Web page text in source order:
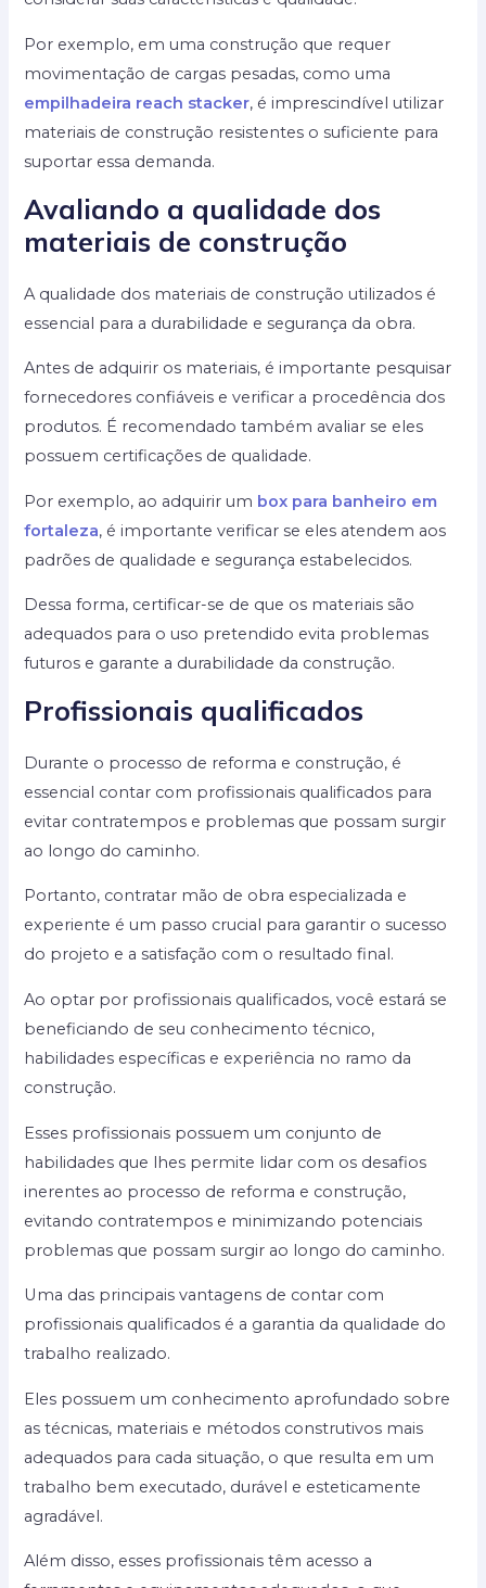
Por exemplo, em uma construção que requer
movimentação de cargas pesadas, como uma
empilhadeira reach stacker, é imprescindível utilizar
materiais de construção resistentes o suficiente para
suportar essa demanda.
Avaliando a qualidade dos
materiais de construção
A qualidade dos materiais de construção utilizados é
essencial para a durabilidade e segurança da obra.
Antes de adquirir os materiais, é importante pesquisar
fornecedores confiáveis e verificar a procedência dos
produtos. É recomendado também avaliar se eles
possuem certificações de qualidade.
Por exemplo, ao adquirir um box para banheiro em
fortaleza, é importante verificar se eles atendem aos
padrões de qualidade e segurança estabelecidos.
Dessa forma, certificar-se de que os materiais são
adequados para o uso pretendido evita problemas
futuros e garante a durabilidade da construção.
Profissionais qualificados
Durante o processo de reforma e construção, é
essencial contar com profissionais qualificados para
evitar contratempos e problemas que possam surgir
ao longo do caminho.
Portanto, contratar mão de obra especializada e
experiente é um passo crucial para garantir o sucesso
do projeto e a satisfação com o resultado final.
Ao optar por profissionais qualificados, você estará se
beneficiando de seu conhecimento técnico,
habilidades específicas e experiência no ramo da
construção.
Esses profissionais possuem um conjunto de
habilidades que lhes permite lidar com os desafios
inerentes ao processo de reforma e construção,
evitando contratempos e minimizando potenciais
problemas que possam surgir ao longo do caminho.
Uma das principais vantagens de contar com
profissionais qualificados é a garantia da qualidade do
trabalho realizado.
Eles possuem um conhecimento aprofundado sobre
as técnicas, materiais e métodos construtivos mais
adequados para cada situação, o que resulta em um
trabalho bem executado, durável e esteticamente
agradável.
Além disso, esses profissionais têm acesso a